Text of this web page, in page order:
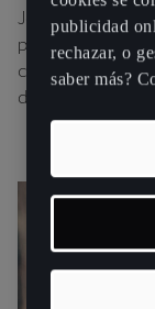
Jorge Díez sigue
para ampliar la
colaboraciones
del diseño de
publicidad
rechazar, o
saber más?